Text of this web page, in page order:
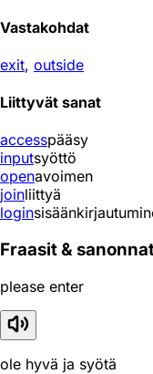
Vastakohdat
exit, outside
Liittyvät sanat
accesspääsy
inputsyöttö
openavoimen
joinliittyä
login
Fraasit &
please enter
ole hyvä ja syötä